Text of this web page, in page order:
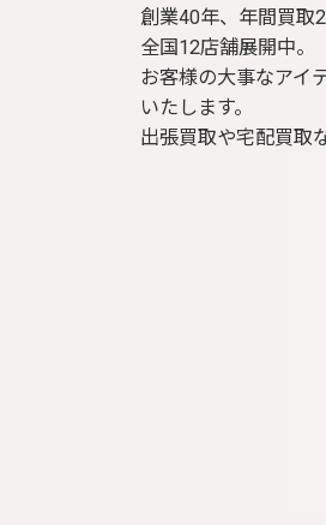
創業40年、年間買取
全国12店舗展開中。
お客様の大事なアイ
いたします。
出張買取や宅配買取